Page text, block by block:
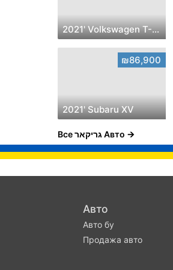
2021' Volkswagen T-Cross
₪86,900
2021' Subaru XV
Все גריקאר Авто
Авто
Авто бу
Продажа авто